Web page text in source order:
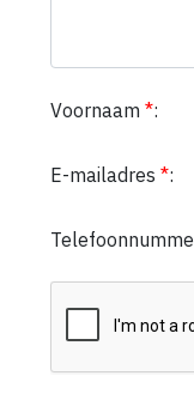
Voornaam *:
E-mailadres *: